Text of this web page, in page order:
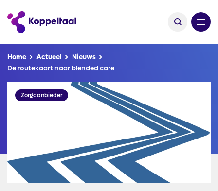
Kruimelpad
Home Actueel
Nieuws
De routekaart naar blended care
Afbeelding
Zorgaanbieder